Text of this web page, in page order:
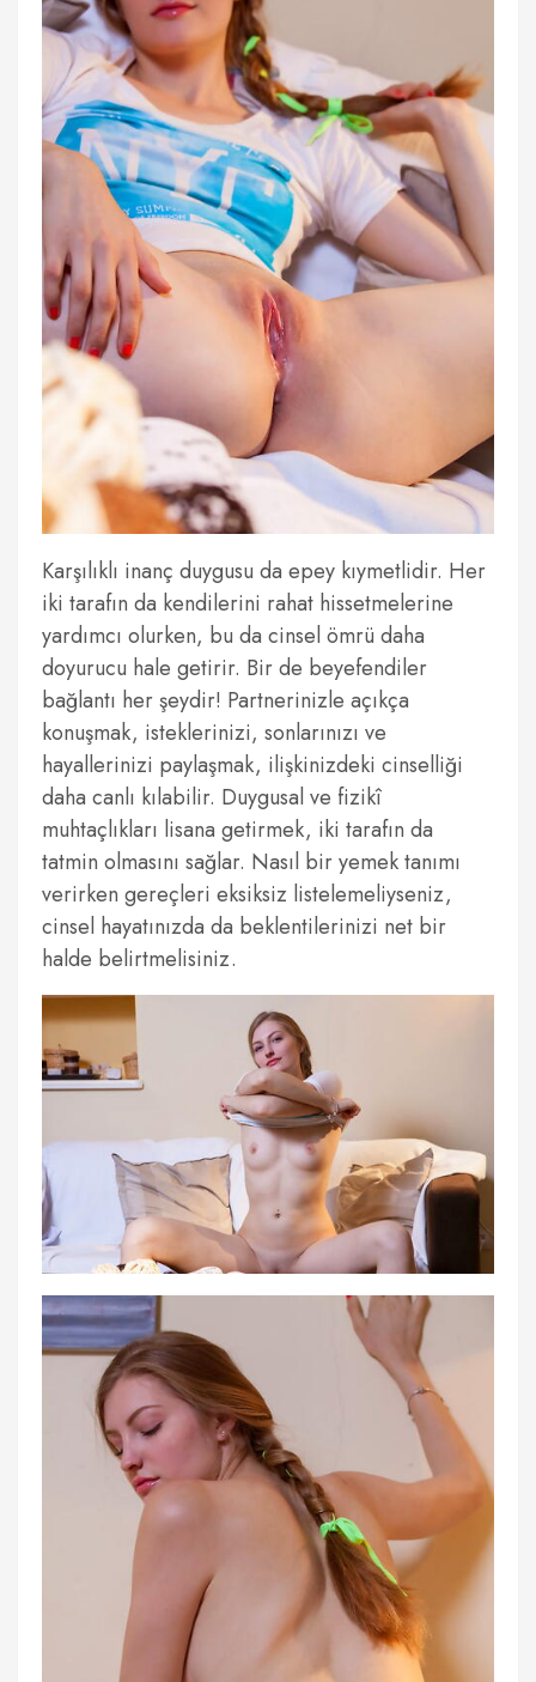
Karşılıklı inanç duygusu da epey kıymetlidir. Her
iki tarafın da kendilerini rahat hissetmelerine
yardımcı olurken, bu da cinsel ömrü daha
doyurucu hale getirir. Bir de beyefendiler
bağlantı her şeydir! Partnerinizle açıkça
konuşmak, isteklerinizi, sonlarınızı ve
hayallerinizi paylaşmak, ilişkinizdeki cinselliği
daha canlı kılabilir. Duygusal ve fizikî
muhtaçlıkları lisana getirmek, iki tarafın da
tatmin olmasını sağlar. Nasıl bir yemek tanımı
verirken gereçleri eksiksiz listelemeliyseniz,
cinsel hayatınızda da beklentilerinizi net bir
halde belirtmelisiniz.